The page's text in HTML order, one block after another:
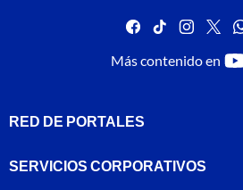
facebook
tiktok
Más contenido en
RED DE PORTALES
SERVICIOS CORPORATIVOS